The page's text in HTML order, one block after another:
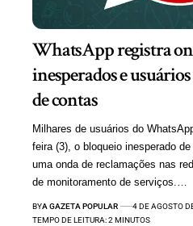
WhatsApp registra
inesperados e
de contas
Milhares de usuários do
feira (3), o bloqueio inesperado
uma onda de reclamações nas
de monitoramento de serviços.…
BYA GAZETA POPULAR
4 DE AGOSTO
TEMPO DE LEITURA: 2 MINUTOS